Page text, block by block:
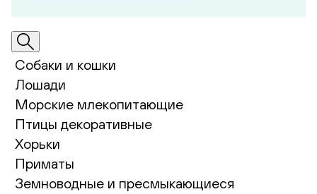
Собаки и кошки
Лошади
Морские млекопитающие
Птицы декоративные
Хорьки
Приматы
Земноводные и пресмыкающиеся